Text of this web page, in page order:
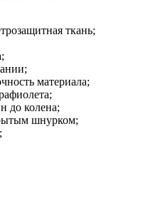
ткань;
материала;
до колена;
шнурком;